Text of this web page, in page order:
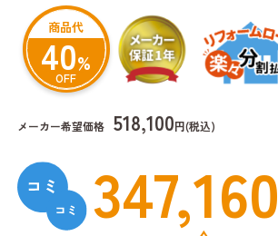
商品代
40%
OFF
メーカー希望価格 518,100円(税込)
347,160